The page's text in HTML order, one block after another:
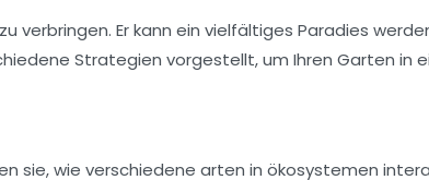
verbringen. Er kann ein vielfältiges Paradies
Strategien vorgestellt, um Ihren Garten in